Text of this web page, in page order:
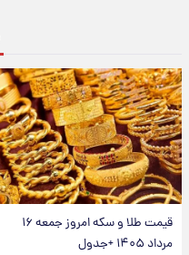
قیمت طلا و سکه امروز جمعه ۱۶
مرداد ۱۴۰۵ +جدول